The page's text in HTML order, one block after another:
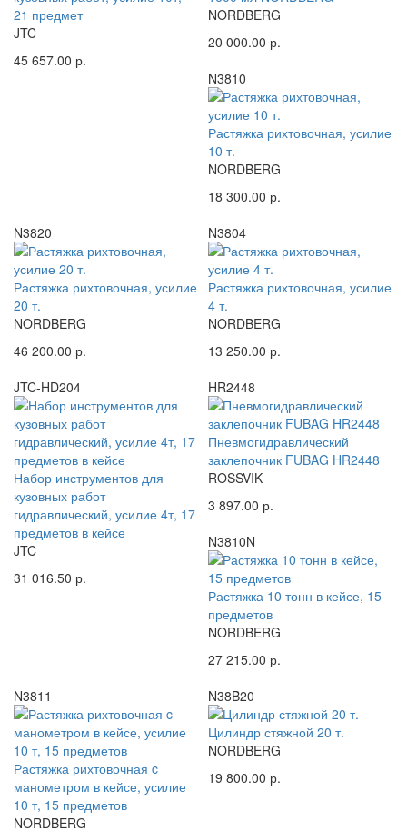
21 предмет
JTC
45 657.00 р.
NORDBERG
20 000.00 р.
N3810
Растяжка рихтовочная, усилие
10 т.
NORDBERG
18 300.00 р.
N3820
Растяжка рихтовочная, усилие
20 т.
NORDBERG
46 200.00 р.
N3804
Растяжка рихтовочная, усилие
4 т.
NORDBERG
13 250.00 р.
JTC-HD204
Набор инструментов для
кузовных работ
гидравлический, усилие 4т, 17
предметов в кейсе
JTC
31 016.50 р.
HR2448
Пневмогидравлический
заклепочник FUBAG HR2448
ROSSVIK
3 897.00 р.
N3810N
Растяжка 10 тонн в кейсе, 15
предметов
NORDBERG
27 215.00 р.
N3811
Растяжка рихтовочная c
манометром в кейсе, усилие
10 т, 15 предметов
NORDBERG
N38B20
Цилиндр стяжной 20 т.
NORDBERG
19 800.00 р.